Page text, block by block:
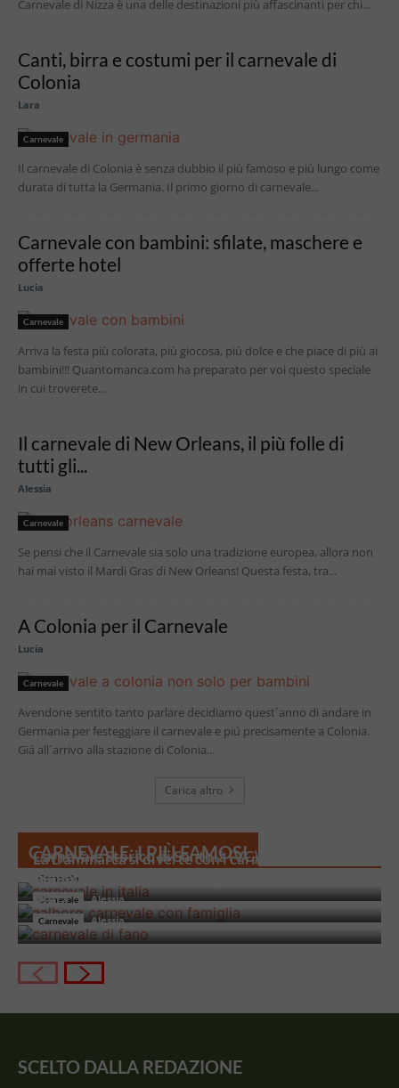
Carnevale di Nizza è una delle destinazioni più affascinanti per chi...
Canti, birra e costumi per il carnevale di
Colonia
Lara
Carnevale
Il carnevale di Colonia è senza dubbio il più famoso e più lungo come
durata di tutta la Germania. Il primo giorno di carnevale...
Carnevale con bambini: sfilate, maschere e
offerte hotel
Lucia
Carnevale
Arriva la festa più colorata, più giocosa, più dolce e che piace di più ai
bambini!!! Quantomanca.com ha preparato per voi questo speciale
in cui troverete...
Il carnevale di New Orleans, il più folle di
tutti gli...
Alessia
Carnevale
Se pensi che il Carnevale sia solo una tradizione europea, allora non
hai mai visto il Mardi Gras di New Orleans! Questa festa, tra...
A Colonia per il Carnevale
Lucia
Carnevale
Avendone sentito tanto parlare decidiamo quest´anno di andare in
Germania per festeggiare il carnevale e piú precisamente a Colonia.
Giá all´arrivo alla stazione di Colonia...
Carica altro
CARNEVALE: I PIÙ FAMOSI
Carnevale Storico di Santhià (VC)
Carnevale
La Danimarca si diverte con i carnevale di
Aalborg
Carnevale Alessia
Carnevale di Fano: uno dei più dolci e antichi d’
Italia
Carnevale Alessia
SCELTO DALLA REDAZIONE